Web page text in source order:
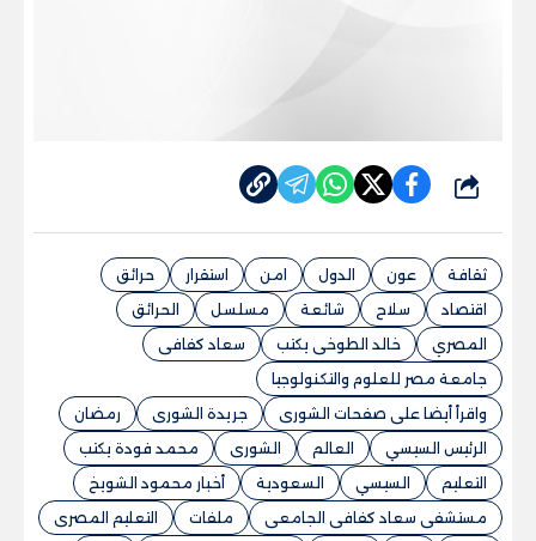
شارك
ثقافة عون الدول امن استقرار
حرائق
اقتصاد
سلاح شائعة مسلسل
الحرائق
المصري
خالد الطوخى يكتب
سعاد كفافى
جامعة مصر للعلوم والتكنولوجيا
واقرأ أيضا على صفحات الشورى
جريدة الشورى
رمضان
الرئيس السيسي
العالم الشورى
محمد فودة يكتب
التعليم
السيسي السعودية
أخبار محمود الشويخ
مستشفى سعاد كفافى الجامعى
ملفات
التعليم المصرى